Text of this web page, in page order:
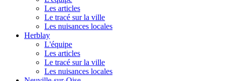
Les articles
Le tracé sur la ville
Les nuisances locales
Herblay
L'équipe
Les articles
Le tracé sur la ville
Les nuisances locales